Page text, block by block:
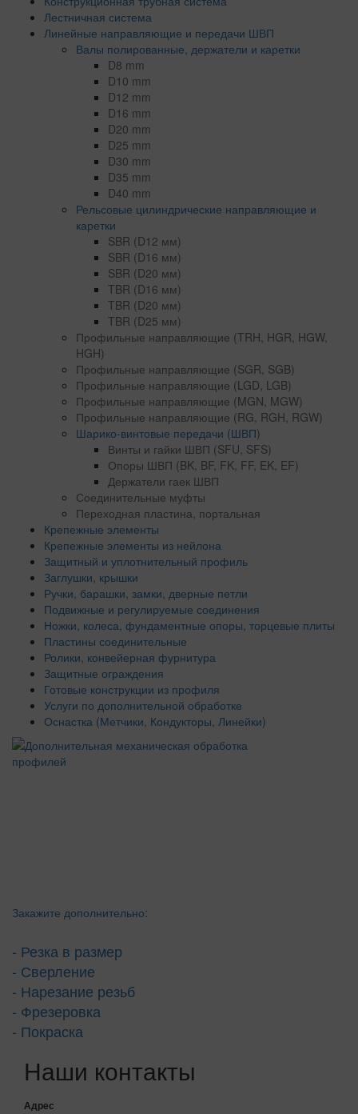
Лестничная система
Линейные направляющие и передачи ШВП
Валы полированные, держатели и каретки
D8 mm
D10 mm
D12 mm
D16 mm
D20 mm
D25 mm
D30 mm
D35 mm
D40 mm
Рельсовые цилиндрические направляющие и
каретки
SBR (D12 мм)
SBR (D16 мм)
SBR (D20 мм)
TBR (D16 мм)
TBR (D20 мм)
TBR (D25 мм)
Профильные направляющие (TRH, HGR, HGW,
HGH)
Профильные направляющие (SGR, SGB)
Профильные направляющие (LGD, LGB)
Профильные направляющие (MGN, MGW)
Профильные направляющие (RG, RGH, RGW)
Шарико-винтовые передачи (ШВП)
Винты и гайки ШВП (SFU, SFS)
Опоры ШВП (BK, BF, FK, FF, EK, EF)
Держатели гаек ШВП
Соединительные муфты
Переходная пластина, портальная
Крепежные элементы
Крепежные элементы из нейлона
Защитный и уплотнительный профиль
Заглушки, крышки
Ручки, барашки, замки, дверные петли
Подвижные и регулируемые соединения
Ножки, колеса, фундаментные опоры, торцевые плиты
Пластины соединительные
Ролики, конвейерная фурнитура
Защитные ограждения
Готовые конструкции из профиля
Услуги по дополнительной обработке
Оснастка (Метчики, Кондукторы, Линейки)
Закажите дополнительно:
- Резка в размер
- Сверление
- Нарезание резьб
- Фрезеровка
- Покраска
Наши контакты
Адрес